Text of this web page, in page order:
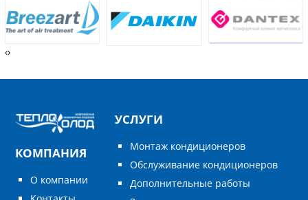
‹›
КОМПАНИЯ
О компании
УСЛУГИ
Монтаж кондиционеров
Обслуживание кондиционеров
Дополнительные работы